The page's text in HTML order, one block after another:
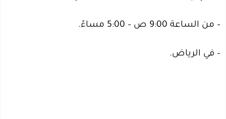
– من الساعة 9:00 ص – 5:00 مساءً.
– في الرياض.